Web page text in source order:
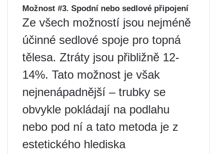
Možnost #3. Spodní nebo sedlové připojení
Ze všech možností jsou nejméně
účinné sedlové spoje pro topná
tělesa. Ztráty jsou přibližně 12-
14%. Tato možnost je však
nejnenápadnější – trubky se
obvykle pokládají na podlahu
nebo pod ní a tato metoda je z
estetického hlediska